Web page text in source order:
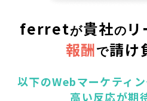
ferretが貴社の
報酬で請け
以下のWebマーケティ
高い反応が期